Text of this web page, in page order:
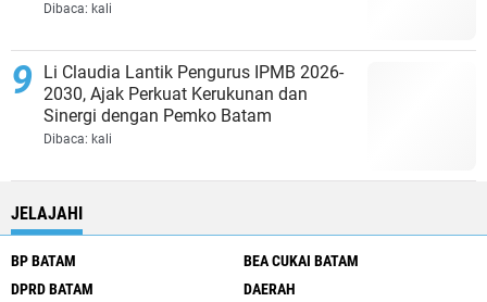
Dibaca: kali
Li Claudia Lantik Pengurus IPMB 2026-
2030, Ajak Perkuat Kerukunan dan
Sinergi dengan Pemko Batam
Dibaca: kali
JELAJAHI
BP BATAM
BEA CUKAI BATAM
DPRD BATAM
DAERAH